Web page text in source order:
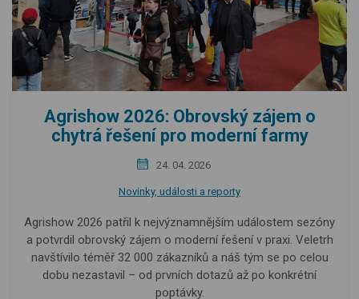
Agrishow 2026: Obrovský zájem o
chytrá řešení pro moderní farmy
24. 04. 2026
Novinky, události a reporty
Agrishow 2026 patřil k nejvýznamnějším událostem sezóny
a potvrdil obrovský zájem o moderní řešení v praxi. Veletrh
navštívilo téměř 32 000 zákazníků a náš tým se po celou
dobu nezastavil – od prvních dotazů až po konkrétní
poptávky.